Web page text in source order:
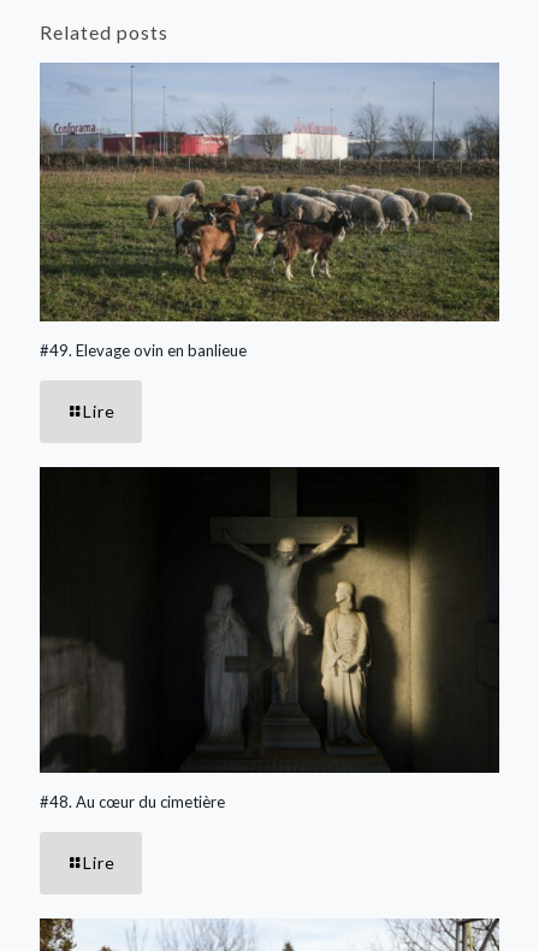
Related posts
#49. Elevage ovin en banlieue
Lire
#48. Au cœur du cimetière
Lire